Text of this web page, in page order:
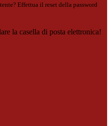
Effettua il reset della password
la casella di posta elettronica!